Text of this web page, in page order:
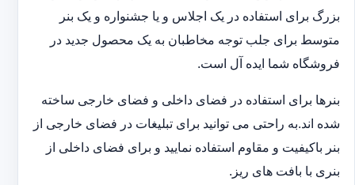
بزرگ برای استفاده در یک اجلاس و یا جشنواره و یک بنر
متوسط برای جلب توجه مخاطبان به یک محصول جدید در
فروشگاه شما ایده آل است.
بنرها برای استفاده در فضای داخلی و فضای خارجی ساخته
شده اند.به راحتی می توانید برای تبلیغات در فضای خارجی از
بنر باکیفیت و مقاوم استفاده نمایید و برای فضای داخلی از
بنری با بافت های ریز.